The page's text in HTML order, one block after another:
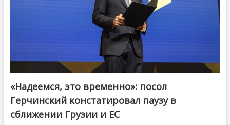
«Надеемся, это временно»: посол
Герчинский констатировал паузу в
сближении Грузии и ЕС